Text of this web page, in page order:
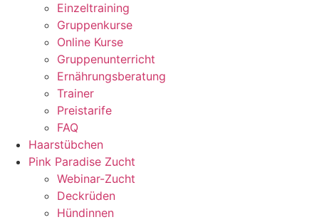
Einzeltraining
Gruppenkurse
Online Kurse
Gruppenunterricht
Ernährungsberatung
Trainer
Preistarife
FAQ
Haarstübchen
Pink Paradise Zucht
Webinar-Zucht
Deckrüden
Hündinnen